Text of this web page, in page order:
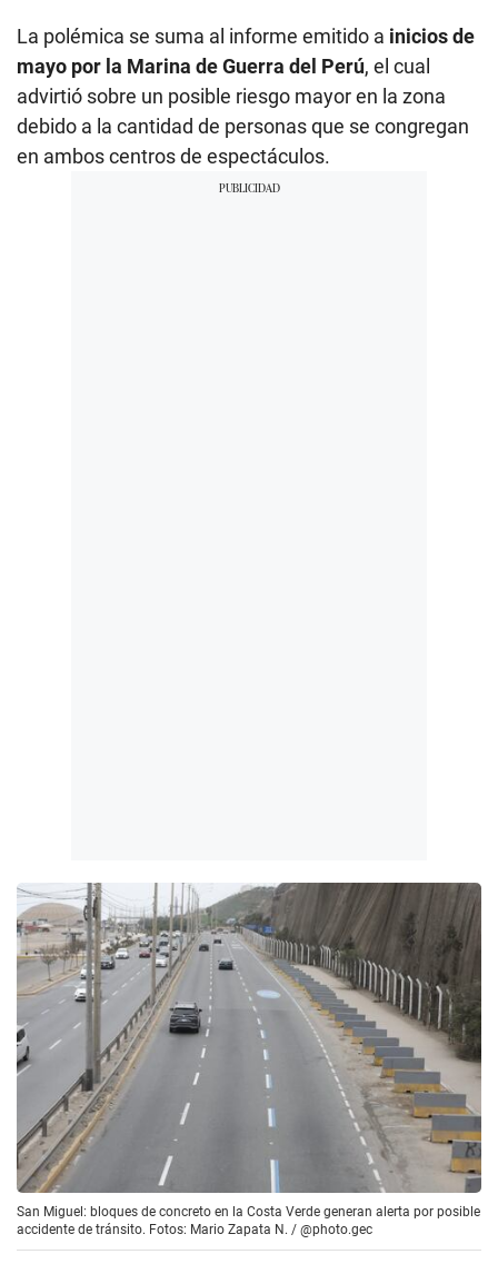
La polémica se suma al informe emitido a inicios de
mayo por la Marina de Guerra del Perú, el cual
advirtió sobre un posible riesgo mayor en la zona
debido a la cantidad de personas que se congregan
en ambos centros de espectáculos.
San Miguel: bloques de concreto en la Costa Verde generan alerta por posible
accidente de tránsito. Fotos: Mario Zapata N. / @photo.gec